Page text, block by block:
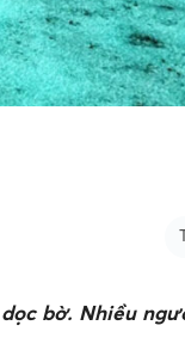
bờ. Nhiều